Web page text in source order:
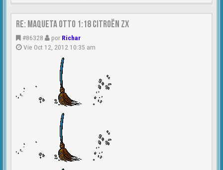
Re: MAQUETA OTTO 1:18 CITROËN ZX
#86328 por Richar
Vie Oct 12, 2012 10:35 am